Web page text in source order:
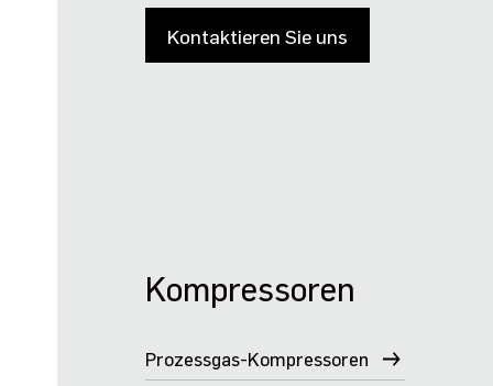
Kontaktieren Sie uns
Kompressoren
Prozessgas-Kompressoren